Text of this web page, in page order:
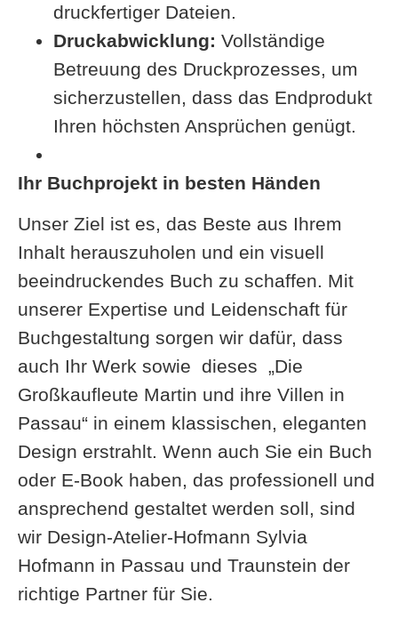
druckfertiger Dateien.
Druckabwicklung: Vollständige
Betreuung des Druckprozesses, um
sicherzustellen, dass das Endprodukt
Ihren höchsten Ansprüchen genügt.
Ihr Buchprojekt in besten Händen
Unser Ziel ist es, das Beste aus Ihrem
Inhalt herauszuholen und ein visuell
beeindruckendes Buch zu schaffen. Mit
unserer Expertise und Leidenschaft für
Buchgestaltung sorgen wir dafür, dass
auch Ihr Werk sowie dieses „Die
Großkaufleute Martin und ihre Villen in
Passau“ in einem klassischen, eleganten
Design erstrahlt. Wenn auch Sie ein Buch
oder E-Book haben, das professionell und
ansprechend gestaltet werden soll, sind
wir Design-Atelier-Hofmann Sylvia
Hofmann in Passau und Traunstein der
richtige Partner für Sie.